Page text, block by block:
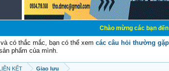
Chào mừng các bạn đến với Diễn
có thắc mắc, bạn có thể xem các câu hỏi thường gặp
phẩm của mình.
KẾT Giao lưu